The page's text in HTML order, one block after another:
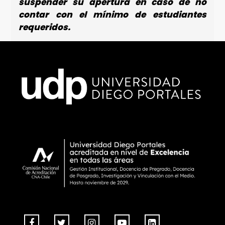
contar con el mínimo de estudiantes
requeridos.